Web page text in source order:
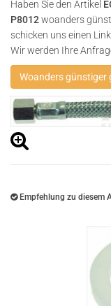
Haben Sie den Artikel
P8012woanders
schicken uns einen Link.
Wir werden Ihre
Woanders günstiger
Empfehlung zu diesem